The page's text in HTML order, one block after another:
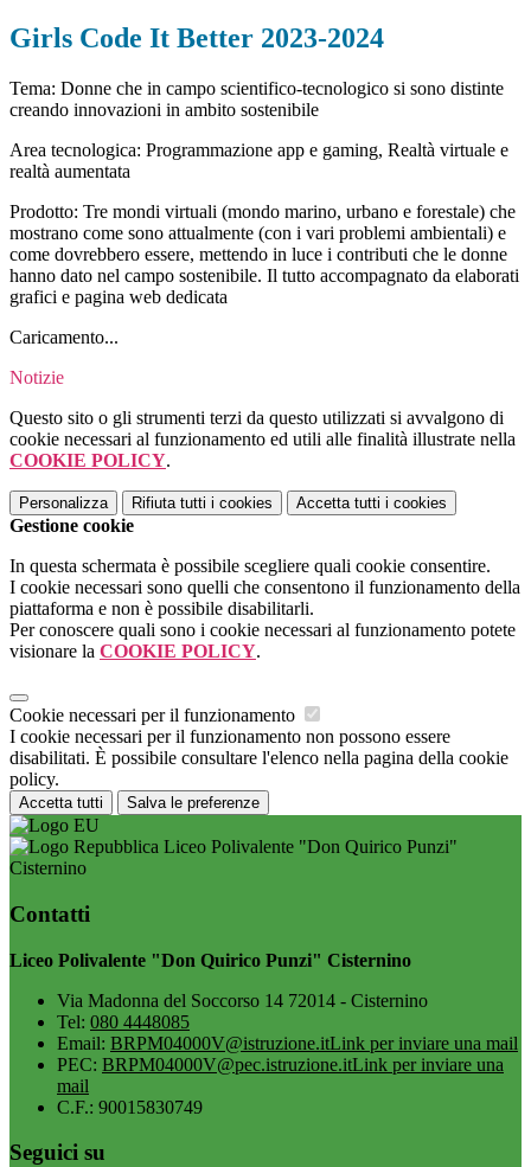
Girls Code It Better 2023-2024
Tema: Donne che in campo scientifico-tecnologico si sono distinte
creando innovazioni in ambito sostenibile
Area tecnologica: Programmazione app e gaming, Realtà virtuale e
realtà aumentata
Prodotto: Tre mondi virtuali (mondo marino, urbano e forestale) che
mostrano come sono attualmente (con i vari problemi ambientali) e
come dovrebbero essere, mettendo in luce i contributi che le donne
hanno dato nel campo sostenibile. Il tutto accompagnato da elaborati
grafici e pagina web dedicata
Caricamento...
Notizie
Questo sito o gli strumenti terzi da questo utilizzati si avvalgono di
cookie necessari al funzionamento ed utili alle finalità illustrate nella
COOKIE POLICY.
Personalizza Rifiuta tutti i cookies Accetta tutti i cookies
Gestione cookie
In questa schermata è possibile scegliere quali cookie consentire.
I cookie necessari sono quelli che consentono il funzionamento della
piattaforma e non è possibile disabilitarli.
Per conoscere quali sono i cookie necessari al funzionamento potete
visionare la COOKIE POLICY.
Cookie necessari per il funzionamento
I cookie necessari per il funzionamento non possono essere
disabilitati. È possibile consultare l'elenco nella pagina della cookie
policy.
Accetta tutti Salva le preferenze
Liceo Polivalente "Don Quirico Punzi"
Cisternino
Contatti
Liceo Polivalente "Don Quirico Punzi" Cisternino
Via Madonna del Soccorso 14 72014 - Cisternino
Tel: 080 4448085
Email: BRPM04000V@istruzione.itLink per inviare una mail
PEC: BRPM04000V@pec.istruzione.itLink per inviare una
mail
C.F.: 90015830749
Seguici su